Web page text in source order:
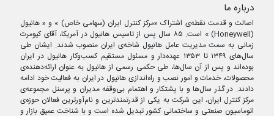
درباره ما
اصالت و قدمت نقطه‌ی اشتراک «مرکز کنترل ایران (سهامی خاص) » و « هانیول
(Honeywell) » است. ۸۵ سال پس از تاسیس هانیول در آمریکا، آقای کیومرث
زمانی به سمت مدیریت عامل هانیول شاخه‌ی ایران منصوب شدند. ایشان طی
سال‌های ۱۳۴۹ تا ۱۳۵۳ عهده‌دار و مسئول مستقیم کسب‌وکار هانیول در ایران
بوده‌اند و پس از آن سال‌ها، طی حکمی رسمی از هانیول به عنوان ارائه‌دهنده‌ی
محصولات، خدمات و امور نصب و راه‌اندازی هانیول در ایران به فعالیت خود ادامه
دادند. در گذر سال‌ها و با پشتکار و اهتمام بی‌وقفه مدیران و پرسنل مجموعه‌ی
مرکز کنترل ایران، این شرکت به یکی از قدرتمندترین و نام‌آورترین فعالان حوزه‌ی
اتوماسیونِ صنعتی و ساختمانی کشور تبدیل شده است و با شناخت عمیق بازار و